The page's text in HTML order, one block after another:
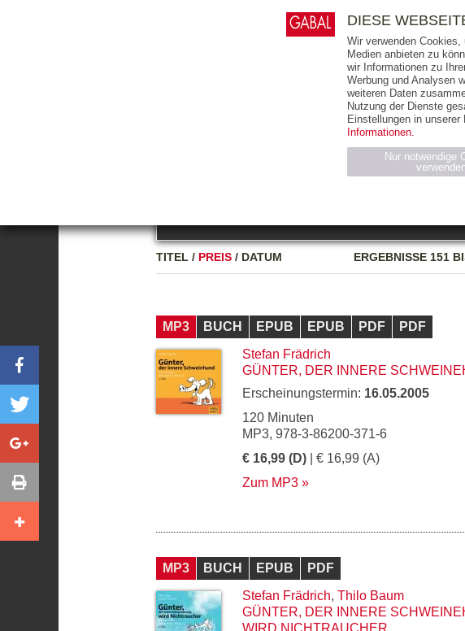
AUSGABEART
TITEL / PREIS / DATUM ERGEBNISSE151
MP3 BUCH EPUB EPUB PDF
PDF
Stefan Frädrich
GÜNTER, DER INNERE
Erscheinungstermin: 16.05.2005
120 Minuten
MP3, 978-3-86200-371-6
€ 16,99 (D) | € 16,99 (A)
Zum MP3
MP3 BUCH EPUB
PDF
Stefan Frädrich, Thilo Baum
GÜNTER, DER INNERE
WIRD NICHTRAUCHER
E-BOOKS AUDIO-CDS
THEMEN
DIESE
Wir verwenden
Medien anbieten zu
wir Informationen zu
Werbung und Analysen
weiteren Daten
Nutzung der Dienste
Einstellungen in unserer
Informationen.
Nur notwendige
verwenden
Name Anbieter
CMS_SESSION_ID
gabal-